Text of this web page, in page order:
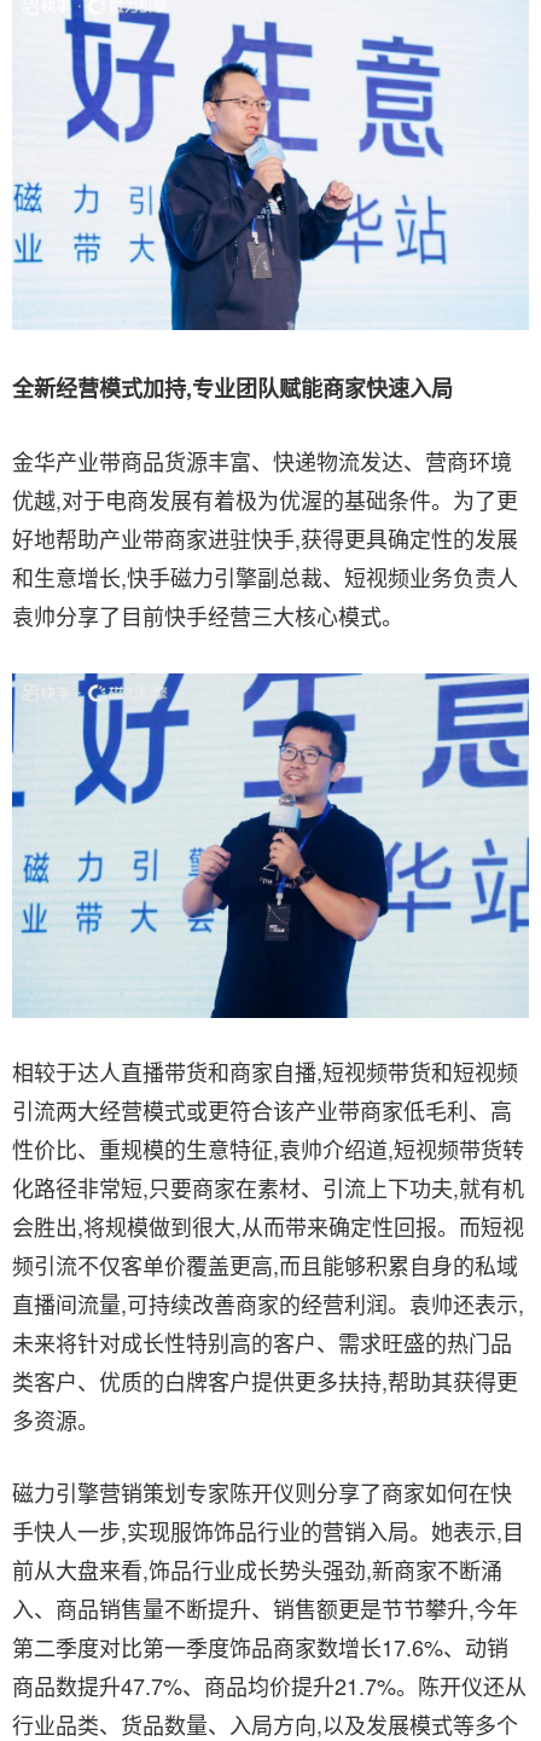
全新经营模式加持,专业团队赋能商家快速入局
金华产业带商品货源丰富、快递物流发达、营商环境
优越,对于电商发展有着极为优渥的基础条件。为了更
好地帮助产业带商家进驻快手,获得更具确定性的发展
和生意增长,快手磁力引擎副总裁、短视频业务负责人
袁帅分享了目前快手经营三大核心模式。
相较于达人直播带货和商家自播,短视频带货和短视频
引流两大经营模式或更符合该产业带商家低毛利、高
性价比、重规模的生意特征,袁帅介绍道,短视频带货转
化路径非常短,只要商家在素材、引流上下功夫,就有机
会胜出,将规模做到很大,从而带来确定性回报。而短视
频引流不仅客单价覆盖更高,而且能够积累自身的私域
直播间流量,可持续改善商家的经营利润。袁帅还表示,
未来将针对成长性特别高的客户、需求旺盛的热门品
类客户、优质的白牌客户提供更多扶持,帮助其获得更
多资源。
磁力引擎营销策划专家陈开仪则分享了商家如何在快
手快人一步,实现服饰饰品行业的营销入局。她表示,目
前从大盘来看,饰品行业成长势头强劲,新商家不断涌
入、商品销售量不断提升、销售额更是节节攀升,今年
第二季度对比第一季度饰品商家数增长17.6%、动销
商品数提升47.7%、商品均价提升21.7%。陈开仪还从
行业品类、货品数量、入局方向,以及发展模式等多个